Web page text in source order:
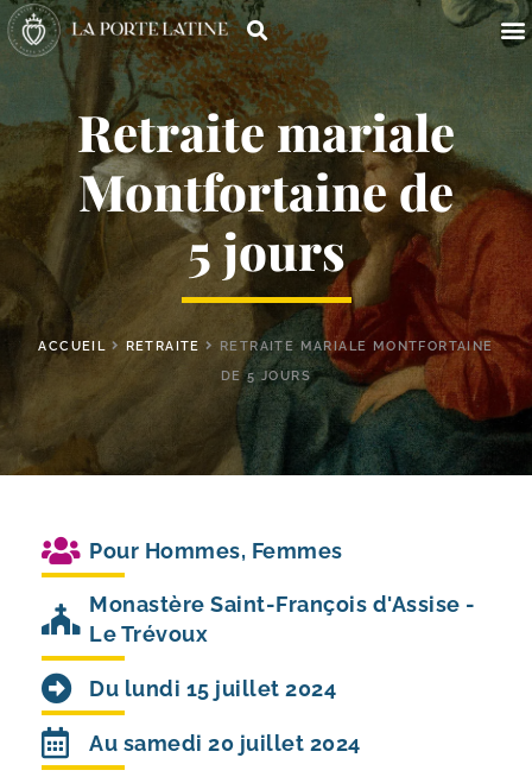
Retraite mariale
Montfortaine de
5 jours
ACCUEIL RETRAITE
RETRAITE MARIALE MONTFORTAINE
DE 5 JOURS
Pour Hommes, Femmes
Monastère Saint-François d'Assise -
Le Trévoux
Du lundi 15 juillet 2024
Au samedi 20 juillet 2024